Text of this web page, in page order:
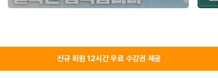
신규 회원 12시간 무료 수강권 제공